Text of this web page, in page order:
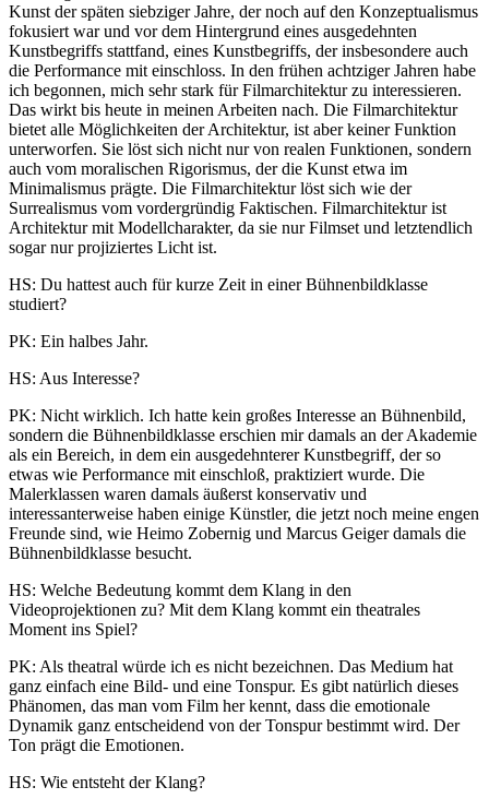
Kunst der späten siebziger Jahre, der noch auf den Konzeptualismus
fokusiert war und vor dem Hintergrund eines ausgedehnten
Kunstbegriffs stattfand, eines Kunstbegriffs, der insbesondere auch
die Performance mit einschloss. In den frühen achtziger Jahren habe
ich begonnen, mich sehr stark für Filmarchitektur zu interessieren.
Das wirkt bis heute in meinen Arbeiten nach. Die Filmarchitektur
bietet alle Möglichkeiten der Architektur, ist aber keiner Funktion
unterworfen. Sie löst sich nicht nur von realen Funktionen, sondern
auch vom moralischen Rigorismus, der die Kunst etwa im
Minimalismus prägte. Die Filmarchitektur löst sich wie der
Surrealismus vom vordergründig Faktischen. Filmarchitektur ist
Architektur mit Modellcharakter, da sie nur Filmset und letztendlich
sogar nur projiziertes Licht ist.
HS: Du hattest auch für kurze Zeit in einer Bühnenbildklasse
studiert?
PK: Ein halbes Jahr.
HS: Aus Interesse?
PK: Nicht wirklich. Ich hatte kein großes Interesse an Bühnenbild,
sondern die Bühnenbildklasse erschien mir damals an der Akademie
als ein Bereich, in dem ein ausgedehnterer Kunstbegriff, der so
etwas wie Performance mit einschloß, praktiziert wurde. Die
Malerklassen waren damals äußerst konservativ und
interessanterweise haben einige Künstler, die jetzt noch meine engen
Freunde sind, wie Heimo Zobernig und Marcus Geiger damals die
Bühnenbildklasse besucht.
HS: Welche Bedeutung kommt dem Klang in den
Videoprojektionen zu? Mit dem Klang kommt ein theatrales
Moment ins Spiel?
PK: Als theatral würde ich es nicht bezeichnen. Das Medium hat
ganz einfach eine Bild- und eine Tonspur. Es gibt natürlich dieses
Phänomen, das man vom Film her kennt, dass die emotionale
Dynamik ganz entscheidend von der Tonspur bestimmt wird. Der
Ton prägt die Emotionen.
HS: Wie entsteht der Klang?